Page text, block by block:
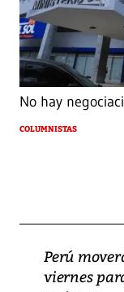
No hay
COLUMNISTAS
Perú
viernes